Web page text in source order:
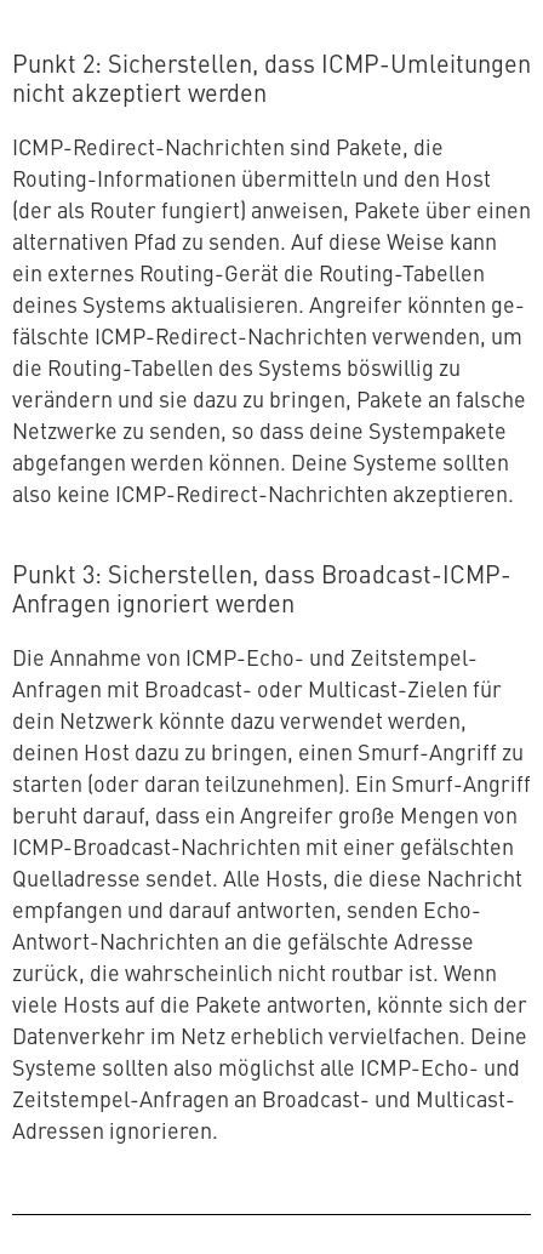
Punkt 2: Si­cher­stel­len, dass ICMP-Um­lei­tun­gen
nicht ak­zep­tiert werden
ICMP-Redirect-Nach­rich­ten sind Pakete, die
Routing-In­for­ma­tio­nen über­mit­teln und den Host
(der als Router fungiert) anweisen, Pakete über einen
al­ter­na­ti­ven Pfad zu senden. Auf diese Weise kann
ein externes Routing-Gerät die Routing-Tabellen
deines Systems ak­tua­li­sie­ren. Angreifer könnten ge­
fälsch­te ICMP-Redirect-Nach­rich­ten verwenden, um
die Routing-Tabellen des Systems böswillig zu
verändern und sie dazu zu bringen, Pakete an falsche
Netzwerke zu senden, so dass deine Sys­tem­pa­ke­te
ab­ge­fan­gen werden können. Deine Systeme sollten
also keine ICMP-Redirect-Nach­rich­ten akzeptieren.
Punkt 3: Si­cher­stel­len, dass Broadcast-ICMP-
Anfragen ignoriert werden
Die Annahme von ICMP-Echo- und Zeit­stem­pel-
Anfragen mit Broadcast- oder Multicast-Zielen für
dein Netzwerk könnte dazu verwendet werden,
deinen Host dazu zu bringen, einen Smurf-Angriff zu
starten (oder daran teil­zu­neh­men). Ein Smurf-Angriff
beruht darauf, dass ein Angreifer große Mengen von
ICMP-Broadcast-Nach­rich­ten mit einer ge­fälsch­ten
Quell­adres­se sendet. Alle Hosts, die diese Nachricht
empfangen und darauf antworten, senden Echo-
Antwort-Nach­rich­ten an die ge­fälsch­te Adresse
zurück, die wahr­schein­lich nicht routbar ist. Wenn
viele Hosts auf die Pakete antworten, könnte sich der
Da­ten­ver­kehr im Netz erheblich ver­viel­fa­chen. Deine
Systeme sollten also möglichst alle ICMP-Echo- und
Zeit­stem­pel-Anfragen an Broadcast- und Multicast-
Adressen ignorieren.